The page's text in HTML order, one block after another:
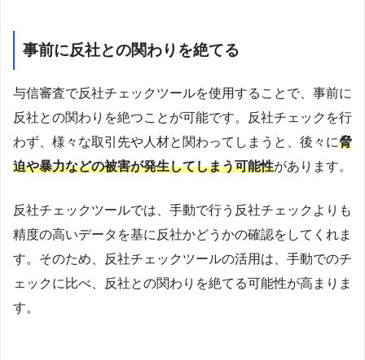
事前に反社との関わりを絶てる
与信審査で反社チェックツールを使用することで、事前に
反社との関わりを絶つことが可能です。反社チェックを行
わず、様々な取引先や人材と関わってしまうと、後々に脅
迫や暴力などの被害が発生してしまう可能性があります。
反社チェックツールでは、手動で行う反社チェックよりも
精度の高いデータを基に反社かどうかの確認をしてくれま
す。そのため、反社チェックツールの活用は、手動でのチ
ェックに比べ、反社との関わりを絶てる可能性が高まりま
す。